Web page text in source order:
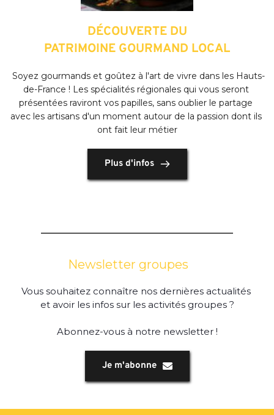
DÉCOUVERTE DU
PATRIMOINE GOURMAND LOCAL
de-France ! Les spécialités régionales qui vous seront
présentées raviront vos papilles, sans oublier le partage
avec les artisans d'un moment autour de la passion dont ils
ont fait leur métier
Plus d'infos
Newsletter groupes
et avoir les infos sur les activités groupes ?
Abonnez-vous à notre newsletter !
Je m'abonne